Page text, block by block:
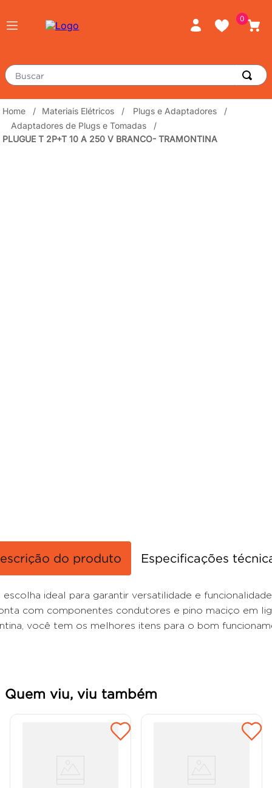
0
Buscar
Materiais Elétricos
Plugs e Adaptadores
Adaptadores de Plugs e Tomadas
PLUGUE T 2P+T 10 A 250 V BRANCO- TRAMONTINA
do produto Especificações
ideal para garantir versatilidade e
com componentes condutores e pino maciço em
você tem os melhores itens para o bom
Quem viu, viu também
TERMOS MAIS BUSCADOS
1º porcelanato